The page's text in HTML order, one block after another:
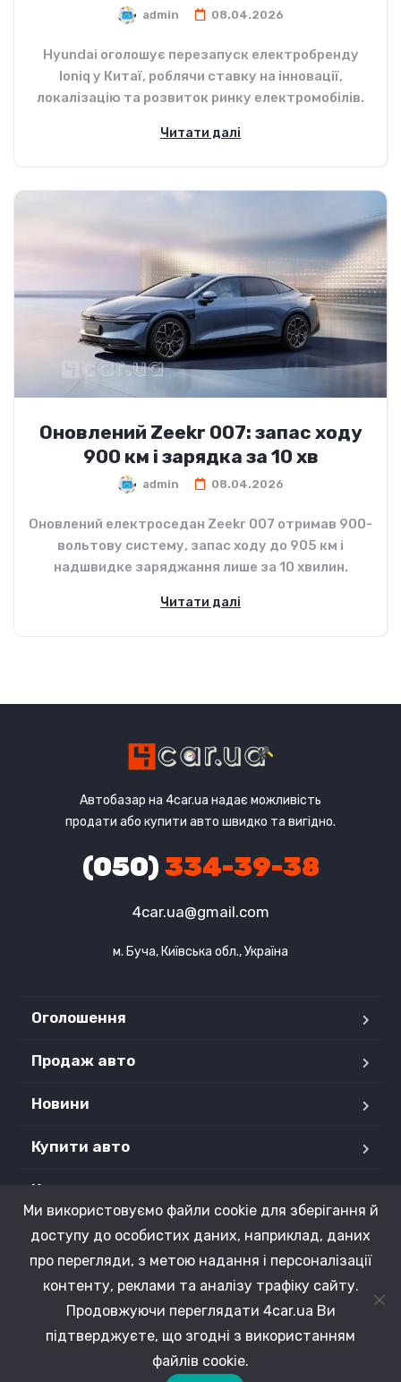
admin 08.04.2026
Hyundai оголошує перезапуск електробренду
Ioniq у Китаї, роблячи ставку на інновації,
локалізацію та розвиток ринку електромобілів.
Читати далі
Оновлений Zeekr 007: запас ходу
900 км і зарядка за 10 хв
admin 08.04.2026
Оновлений електроседан Zeekr 007 отримав 900-
вольтову систему, запас ходу до 905 км і
надшвидке заряджання лише за 10 хвилин.
Читати далі
Автобазар на 4car.ua надає можливість
продати або купити авто швидко та вигідно.
(050)334-39-38
4car.ua@gmail.com
м. Буча, Київська обл., Україна
Оголошення
Продаж авто
Новини
Купити авто
Контакти
Продані авто
Copyright © 2015 - 2026 4CAR.UA. Усі права захищені.
Ми використовуємо файли cookie для зберігання й
доступу до особистих даних, наприклад, даних
про перегляди, з метою надання і персоналізації
контенту, реклами та аналізу трафіку сайту.
Продовжуючи переглядати 4car.ua Ви
підтверджуєте, що згодні з використанням
файлів cookie.